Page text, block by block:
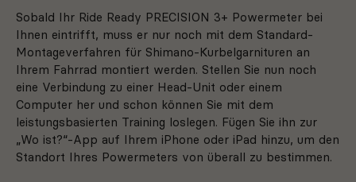
Sobald Ihr Ride Ready PRECISION 3+ Powermeter bei
Ihnen eintrifft, muss er nur noch mit dem Standard-
Montageverfahren für Shimano-Kurbelgarnituren an
Ihrem Fahrrad montiert werden. Stellen Sie nun noch
eine Verbindung zu einer Head-Unit oder einem
Computer her und schon können Sie mit dem
leistungsbasierten Training loslegen. Fügen Sie ihn zur
„Wo ist?“-App auf Ihrem iPhone oder iPad hinzu, um den
Standort Ihres Powermeters von überall zu bestimmen.